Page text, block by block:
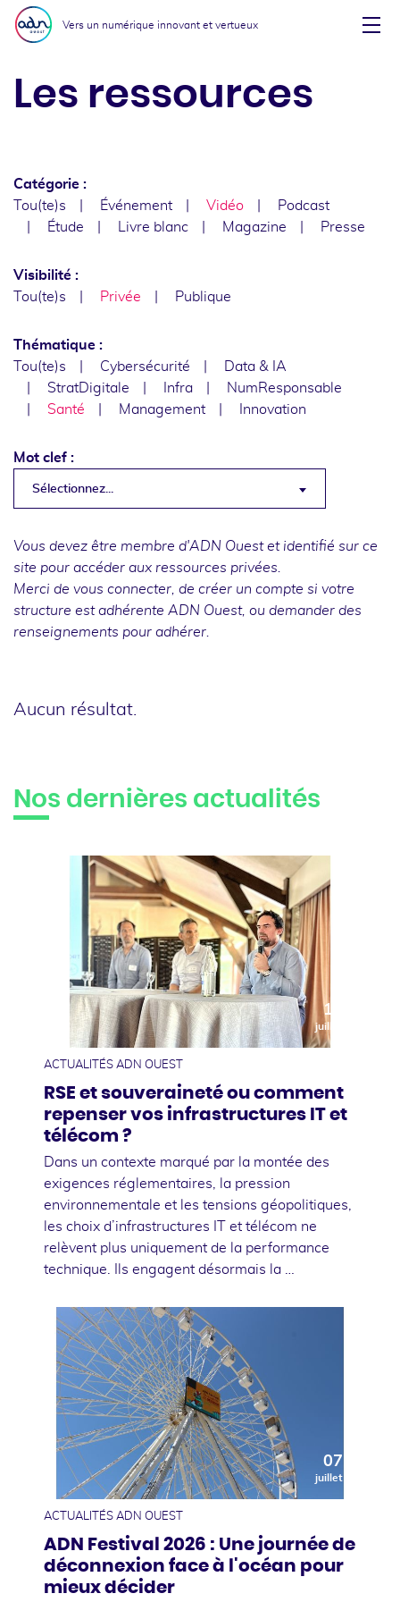
Aller au menu
Aller au contenu
Vers un numérique innovant et vertueux
Les ressources
Catégorie :
Tou(te)s
Événement Vidéo
Podcast
Étude
Livre blanc Magazine Presse
Visibilité :
Tou(te)s
Privée Publique
Thématique :
Tou(te)s
Cybersécurité
Data & IA
StratDigitale
Infra
NumResponsable
Santé
Management Innovation
Mot clef :
Sélectionnez...
Vous devez être membre d'ADN Ouest et identifié sur ce
site pour accéder aux ressources privées.
Merci de vous connecter , de créer un compte si votre
structure est adhérente ADN Ouest, ou demander des
renseignements pour adhérer.
Aucun résultat.
Nos dernières actualités
10
juillet
ACTUALITÉS ADN OUEST
RSE et souveraineté ou comment
repenser vos infrastructures IT et
télécom ?
Dans un contexte marqué par la montée des
exigences réglementaires, la pression
environnementale et les tensions géopolitiques,
les choix d’infrastructures IT et télécom ne
relèvent plus uniquement de la performance
technique. Ils engagent désormais la …
07
juillet
ACTUALITÉS ADN OUEST
ADN Festival 2026 : Une journée de
déconnexion face à l'océan pour
mieux décider